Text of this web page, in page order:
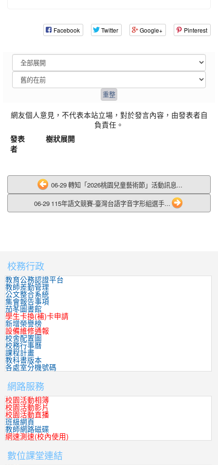
Facebook Twitter Google+ Pinterest
網友個人意見，不代表本站立場，對於發言內容，由發表者自
負責任。
發表
者
樹狀展開
06-29 轉知「2026桃園兒童藝術節」活動訊息...
06-29 115年語文競賽-臺灣台語字音字形組選手...
:::
校務行政
教育公務認證平台
教師差勤管理
公文整合系統
集會報告事項
茄苳圖書館
學生卡換(補)卡申請
新增榮譽榜
設備維修通報
校舍配置圖
校務行事曆
課程計畫
教科書版本
各處室分機號碼
網路服務
校園活動相簿
校園活動影片
校園活動直播
班級網頁
教師網路磁碟
網速測速(校內使用)
數位課堂連結